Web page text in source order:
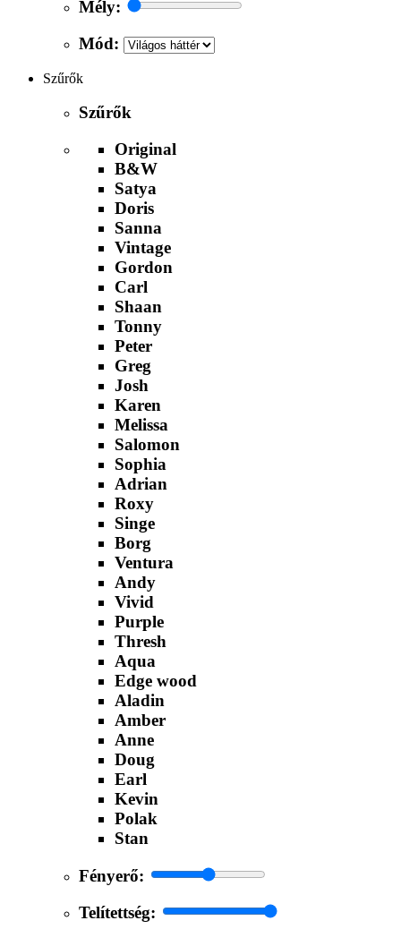
Mély:
Mód:
Szűrők
Szűrők
Original
B&W
Satya
Doris
Sanna
Vintage
Gordon
Carl
Shaan
Tonny
Peter
Greg
Josh
Karen
Melissa
Salomon
Sophia
Adrian
Roxy
Singe
Borg
Ventura
Andy
Vivid
Purple
Thresh
Aqua
Edge wood
Aladin
Amber
Anne
Doug
Earl
Kevin
Polak
Stan
Fényerő:
Telítettség: